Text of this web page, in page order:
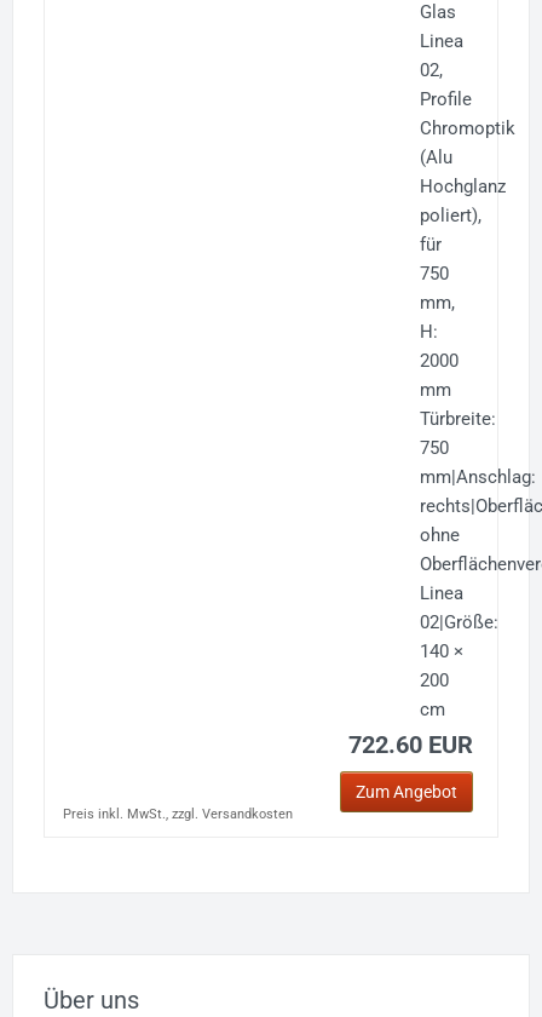
Glas
Linea
02,
Profile
Chromoptik
(Alu
Hochglanz
poliert),
für
750
mm,
H:
2000
mm
Türbreite:
750
mm|Anschlag:
ohne
Linea
02|Größe:
140 ×
200
cm
722.60 EUR
Zum Angebot
Preis inkl. MwSt., zzgl. Versandkosten
Über uns